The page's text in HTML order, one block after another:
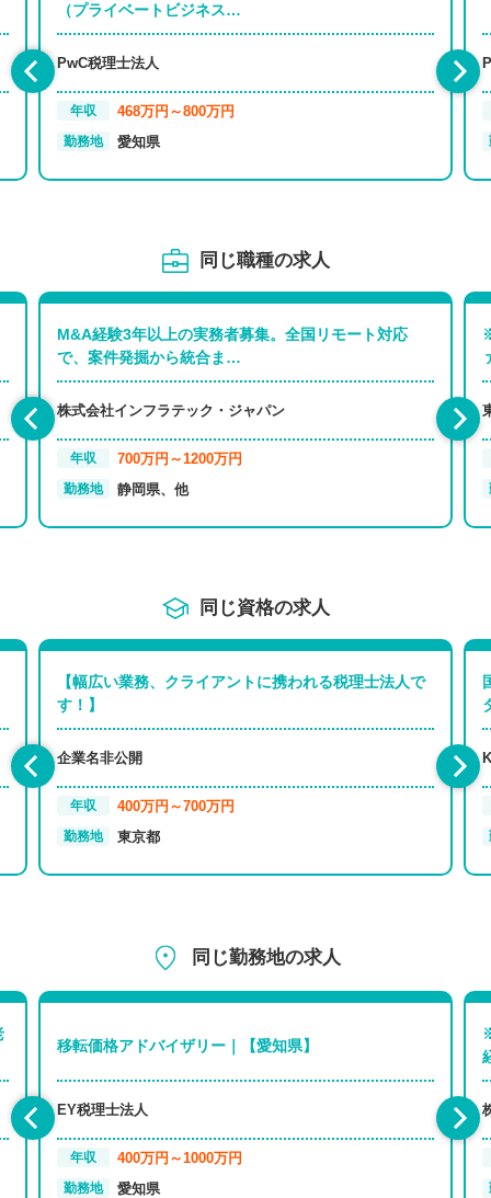
（プライベートビジネス…
PwC税理士法人
年収 468万円～800万円
勤務地 愛知県
同じ職種の求人
M&A経験3年以上の実務者募集。全国リモート対応
で、案件発掘から統合ま…
株式会社インフラテック・ジャパン
年収 700万円～1200万円
勤務地 静岡県、他
同じ資格の求人
【幅広い業務、クライアントに携われる税理士法人で
す！】
企業名非公開
年収 400万円～700万円
勤務地 東京都
同じ勤務地の求人
移転価格アドバイザリー｜【愛知県】
EY税理士法人
年収 400万円～1000万円
勤務地 愛知県